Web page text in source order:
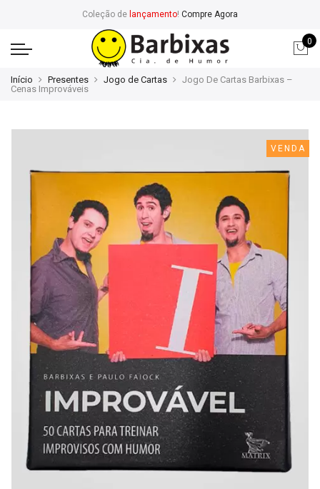
Coleção de lançamento! Compre Agora
0
Início Presentes Jogo de Cartas
Jogo De Cartas Barbixas –
Cenas Improváveis
VENDA